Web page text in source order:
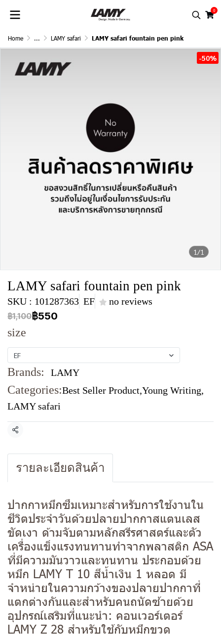
0
Home ... LAMY safari LAMY safari fountain pen pink
1/1
-50%
LAMY safari fountain pen pink
SKU : 101287363 EF no reviews
฿1,100฿550
size
EF
Brands: LAMY
Categories:Best Seller Product,Young Writing,
LAMY safari
Share
รายละเอียดสินค้า
ปากกาหมึกซึมเหมาะสำหรับการใช้งานใน
ชีวิตประจำวันด้วยปลายปากกาสแตนเลส
ขัดเงา ด้ามจับตามหลักสรีรศาสตร์และตัว
เครื่องแข็งแรงทนทานทำจากพลาสติก ASA
ที่มีความมันวาวและทนทาน ประกอบด้วย
หมึก LAMY T 10 สีน้ำเงิน 1 หลอด มี
จำหน่ายในความกว้างของปลายปากกาที่
แตกต่างกันและสำหรับคนถนัดซ้ายด้วย
อุปกรณ์เสริมที่แนะนำ: คอนเวอร์เตอร์
LAMY Z 28 สำหรับใช้กับหมึกขวด